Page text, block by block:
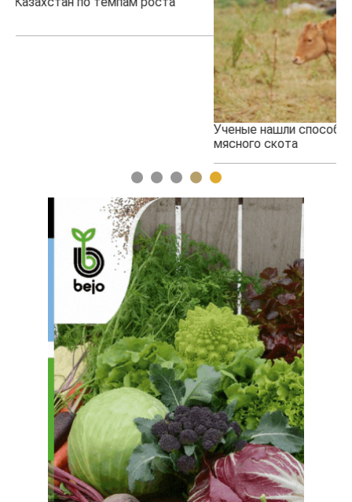
Ученые нашли способ повысить продуктивность
1 2 3 4 5